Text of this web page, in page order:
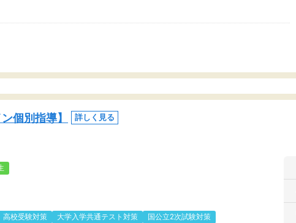
個別指導】 詳しく見る
高校受験対策 大学入学共通テスト対策 国公立2次試験対策